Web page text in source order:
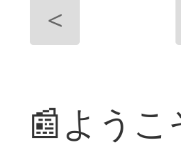
<
📰よう